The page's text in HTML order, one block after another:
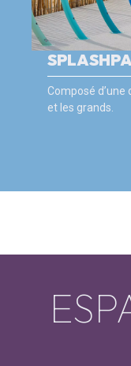
Composé d’une
et les grands.